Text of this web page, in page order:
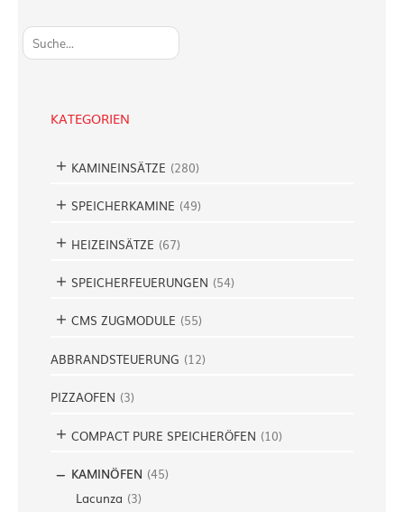
u
c
KATEGORIEN
KAMINEINSÄTZE (280)
SPEICHERKAMINE (49)
HEIZEINSÄTZE (67)
SPEICHERFEUERUNGEN (54)
CMS ZUGMODULE (55)
ABBRANDSTEUERUNG (12)
PIZZAOFEN (3)
COMPACT PURE SPEICHERÖFEN (10)
KAMINÖFEN (45)
Lacunza (3)